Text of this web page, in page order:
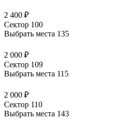
2 400 ₽
Сектор 100
Выбрать места 135
2 000 ₽
Сектор 109
Выбрать места 115
2 000 ₽
Сектор 110
Выбрать места 143